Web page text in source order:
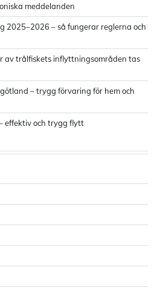
meddelanden
2025–2026 – så fungerar reglerna och
av trålfiskets inflyttningsområden tas
– trygg förvaring för hem och
effektiv och trygg flytt